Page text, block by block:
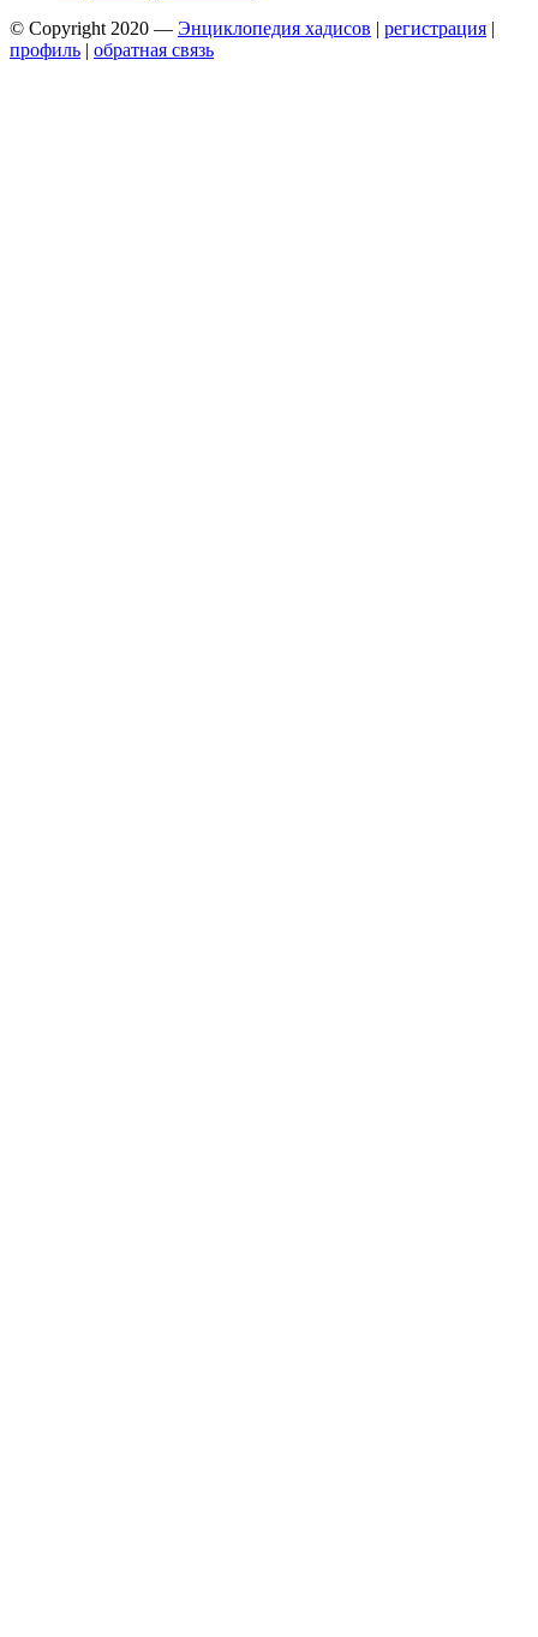
© Copyright 2020 — Энциклопедия хадисов | регистрация |
профиль | обратная связь